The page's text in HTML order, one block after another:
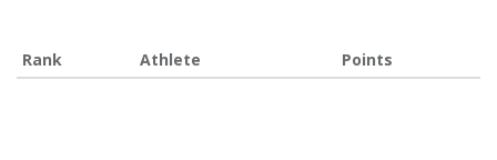
Rank Athlete Points